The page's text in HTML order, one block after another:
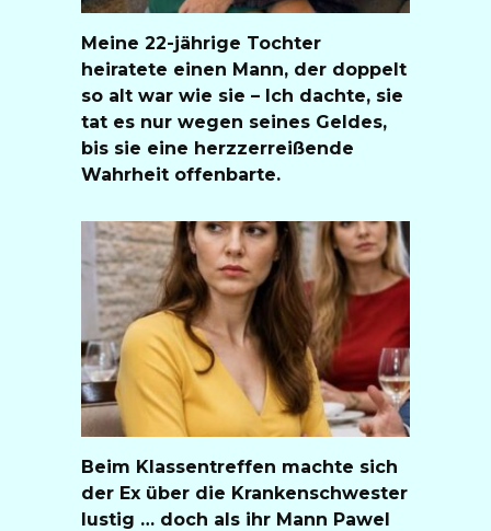
Meine 22-jährige Tochter
heiratete einen Mann, der doppelt
so alt war wie sie – Ich dachte, sie
tat es nur wegen seines Geldes,
bis sie eine herzzerreißende
Wahrheit offenbarte.
Beim Klassentreffen machte sich
der Ex über die Krankenschwester
lustig … doch als ihr Mann Pawel